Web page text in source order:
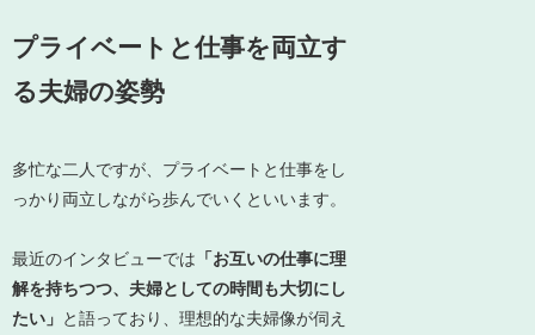
プライベートと仕事を両立す
る夫婦の姿勢
多忙な二人ですが、プライベートと仕事をし
っかり両立しながら歩んでいくといいます。
最近のインタビューでは 「お互いの仕事に理
解を持ちつつ、夫婦としての時間も大切にし
たい」 と語っており、理想的な夫婦像が伺え